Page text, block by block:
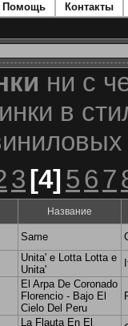
Помощь Контакты
ни с
в
3 [4] 567
Название
Same
Unita' e Lotta Lotta e
Unita'
El Arpa De Coronado
Florencio - Bajo El
Cielo Del Peru
La Flauta En El